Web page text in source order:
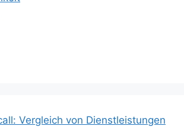
Vergleich von Dienstleistungen